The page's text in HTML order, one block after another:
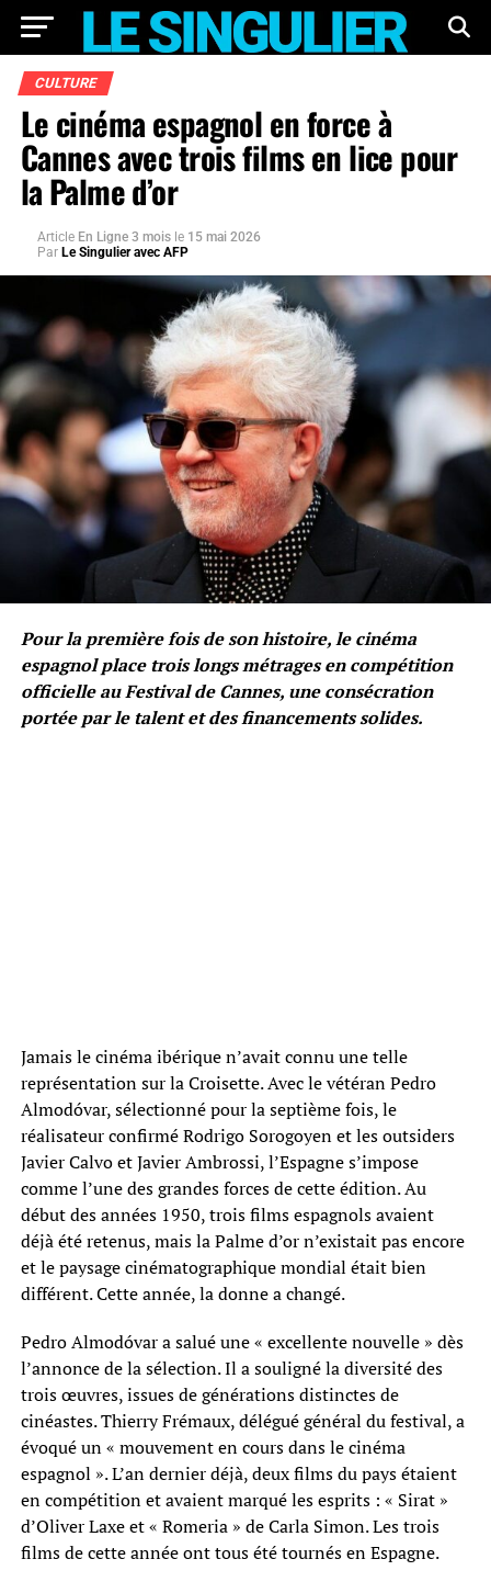
CULTURE
Le cinéma espagnol en force à
Cannes avec trois films en lice pour
la Palme d’or
Article En Ligne 3 mois le 15 mai 2026
Par Le Singulier avec AFP
Pour la première fois de son histoire, le cinéma
espagnol place trois longs métrages en compétition
officielle au Festival de Cannes, une consécration
portée par le talent et des financements solides.
Jamais le cinéma ibérique n’avait connu une telle
représentation sur la Croisette. Avec le vétéran Pedro
Almodóvar, sélectionné pour la septième fois, le
réalisateur confirmé Rodrigo Sorogoyen et les outsiders
Javier Calvo et Javier Ambrossi, l’Espagne s’impose
comme l’une des grandes forces de cette édition. Au
début des années 1950, trois films espagnols avaient
déjà été retenus, mais la Palme d’or n’existait pas encore
et le paysage cinématographique mondial était bien
différent. Cette année, la donne a changé.
Pedro Almodóvar a salué une « excellente nouvelle » dès
l’annonce de la sélection. Il a souligné la diversité des
trois œuvres, issues de générations distinctes de
cinéastes. Thierry Frémaux, délégué général du festival, a
évoqué un « mouvement en cours dans le cinéma
espagnol ». L’an dernier déjà, deux films du pays étaient
en compétition et avaient marqué les esprits : « Sirat »
d’Oliver Laxe et « Romeria » de Carla Simon. Les trois
films de cette année ont tous été tournés en Espagne.